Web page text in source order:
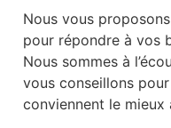
Nous vous
pour répondre à vos
Nous sommes à
vous conseillons
conviennent le